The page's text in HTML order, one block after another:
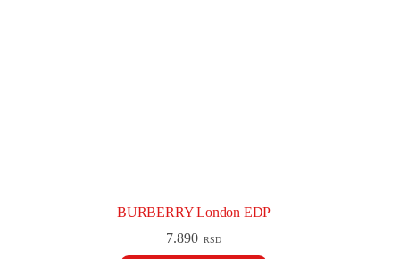
BURBERRY London EDP
7.890 RSD